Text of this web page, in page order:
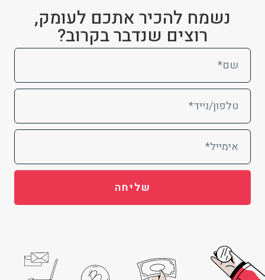
נשמח להכיר אתכם לעומק,
רוצים שנדבר בקרוב?
שליחה